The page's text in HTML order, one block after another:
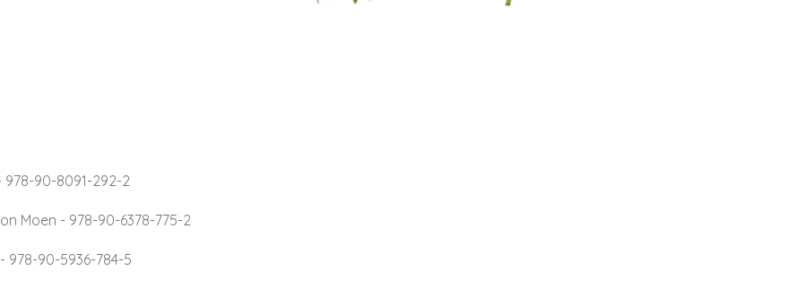
90-8091-292-2
Moen - 978-90-6378-775-2
978-90-5936-784-5